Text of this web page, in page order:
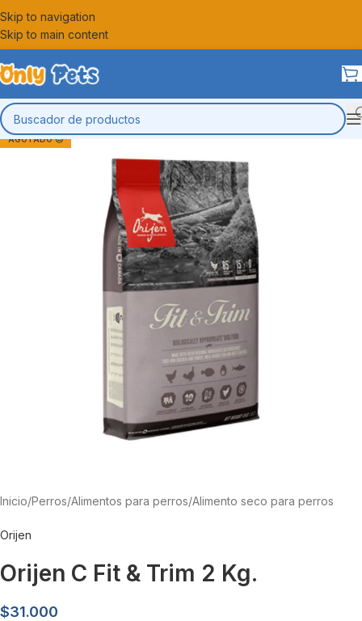
Skip to navigation
Skip to main content
AGOTADO 😔
Inicio/Perros/Alimentos para perros/Alimento seco para perros
Orijen
Orijen C Fit & Trim 2 Kg.
$31.000